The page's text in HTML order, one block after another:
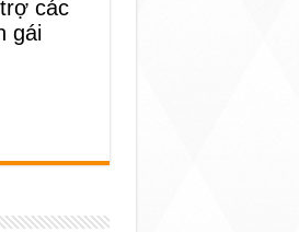
các
gái